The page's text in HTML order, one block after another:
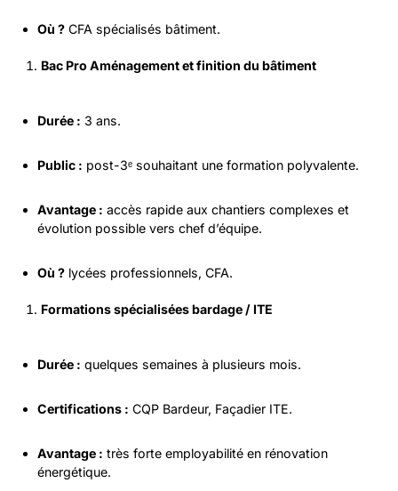
Où ? CFA spécialisés bâtiment.
Bac Pro Aménagement et finition du bâtiment
Durée : 3 ans.
Public : post-3ᵉ souhaitant une formation polyvalente.
Avantage : accès rapide aux chantiers complexes et
évolution possible vers chef d’équipe.
Où ? lycées professionnels, CFA.
Formations spécialisées bardage / ITE
Durée : quelques semaines à plusieurs mois.
Certifications : CQP Bardeur, Façadier ITE.
Avantage : très forte employabilité en rénovation
énergétique.